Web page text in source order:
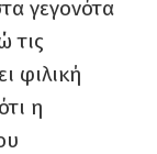
γεγονότα
τις
φιλική
η